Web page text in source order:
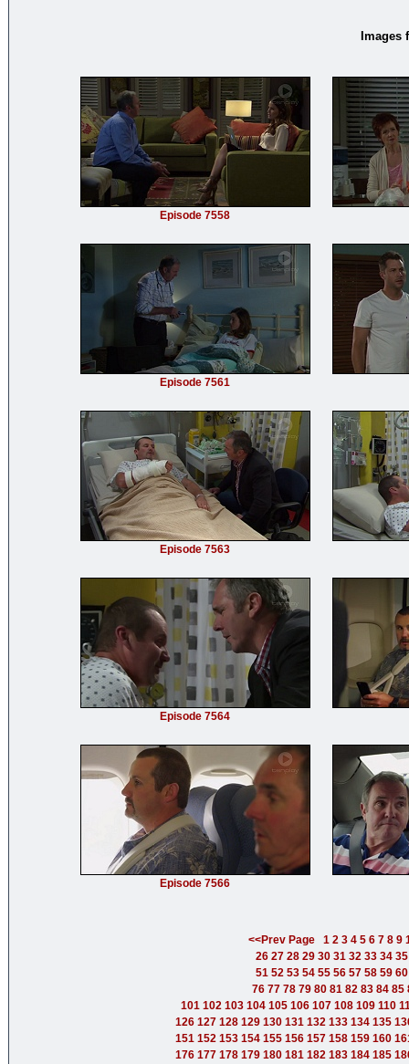
Images
Episode 7558
Episode 7561
Episode 7563
Episode 7564
Episode 7566
<<Prev Page 1 2 3 4 5 6 7 8 9
26 27 28 29 30 31 32 33 34 35
51 52 53 54 55 56 57 58 59 60
76 77 78 79 80 81 82 83 84 85
101 102 103 104 105 106 107 108 109 110
126 127 128 129 130 131 132 133 134 135
151 152 153 154 155 156 157 158 159 160
176 177 178 179 180 181 182 183 184 185